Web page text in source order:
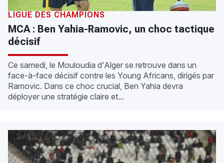
LIGUE DES CHAMPIONS
MCA : Ben Yahia-Ramovic, un choc tactique
décisif
Ce samedi, le Mouloudia d'Alger se retrouve dans un
face-à-face décisif contre les Young Africans, dirigés par
Ramovic. Dans ce choc crucial, Ben Yahia devra
déployer une stratégie claire et...